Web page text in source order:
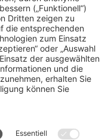
SÜDTIROL